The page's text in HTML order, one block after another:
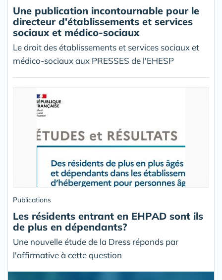
Une publication incontournable pour le
directeur d'établissements et services
sociaux et médico-sociaux
Le droit des établissements et services sociaux et
médico-sociaux aux PRESSES de l'EHESP
Publications
Les résidents entrant en EHPAD sont ils
de plus en dépendants?
Une nouvelle étude de la Dress réponds par
l'affirmative à cette question